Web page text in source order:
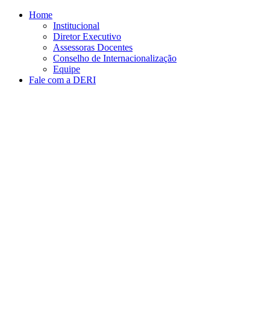
Conteúdo principal
Home
Institucional
Diretor Executivo
Assessoras Docentes
Conselho de Internacionalização
Equipe
Fale com a DERI